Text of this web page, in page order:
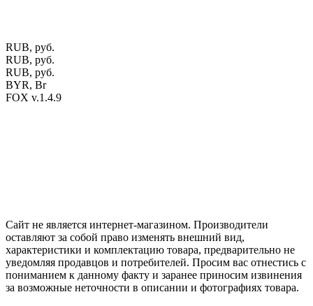
RUB, руб.
RUB, руб.
RUB, руб.
BYR, Br
FOX v.1.4.9
Сайт не является интернет-магазином. Производители
оставляют за собой право изменять внешний вид,
характеристики и комплектацию товара, предварительно не
уведомляя продавцов и потребителей. Просим вас отнестись с
пониманием к данному факту и заранее приносим извинения
за возможные неточности в описании и фотографиях товара.